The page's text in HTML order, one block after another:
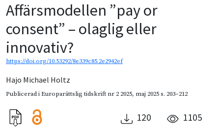
Affärsmodellen ”pay or
consent” – olaglig eller
innovativ?
https://doi.org/10.53292/8e339c85.2e2942ef
Hajo Michael Holtz
Publicerad iEuroparättslig tidskrift nr 2 2025, maj 2025s. 203–212
120 1105